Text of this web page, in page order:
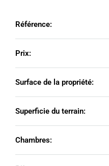
Référence:
Prix:
Surface de la propriété:
Superficie du terrain:
Chambres: